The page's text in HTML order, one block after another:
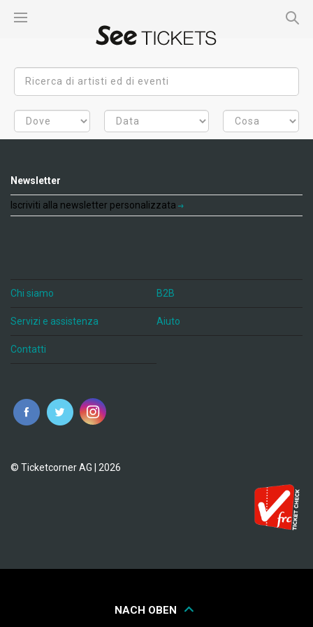
Newsletter
Iscriviti alla newsletter personalizzata
Chi siamo B2B
Servizi e assistenza Aiuto
Contatti
© Ticketcorner AG | 2026
NACH OBEN